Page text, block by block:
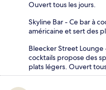
Ouvert tous les jours.
Skyline Bar - Ce bar à
américaine et sert des
Bleecker Street
cocktails propose des
plats légers. Ouvert